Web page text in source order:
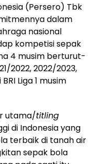
(Persero) Tbk
dalam
nasional
kompetisi sepak
4 musim berturut-
2022, 2022/2023,
Liga 1 musim
utama/titling
di Indonesia yang
terbaik di tanah air
sepak bola